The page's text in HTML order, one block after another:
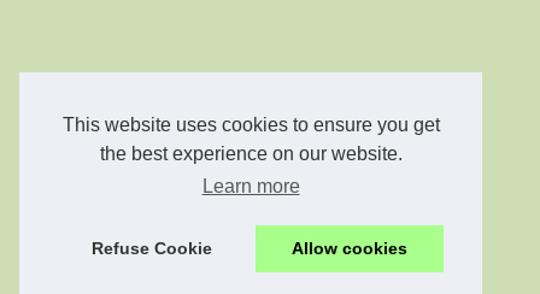
This website uses cookies to ensure you get
the best experience on our website.
Learn more
Refuse Cookie Allow cookies